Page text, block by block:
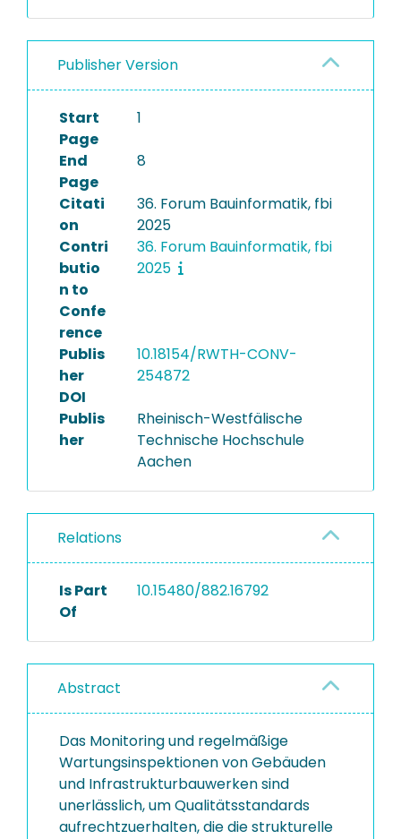
Publisher Version
Start
Page
1
End
Page
8
Citati
on
36. Forum Bauinformatik, fbi
2025
Contri
butio
n to
Confe
rence
36. Forum Bauinformatik, fbi
2025
Publis
her
DOI
10.18154/RWTH-CONV-
254872
Publis
her
Rheinisch-Westfälische
Technische Hochschule
Aachen
Relations
Is Part
Of
10.15480/882.16792
Abstract
Das Monitoring und regelmäßige
Wartungsinspektionen von Gebäuden
und Infrastrukturbauwerken sind
unerlässlich, um Qualitätsstandards
aufrechtzuerhalten, die die strukturelle